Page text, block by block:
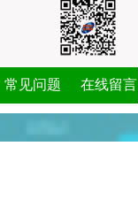
常见问题 在线留言